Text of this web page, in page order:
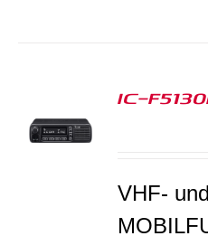
IC-
VHF-